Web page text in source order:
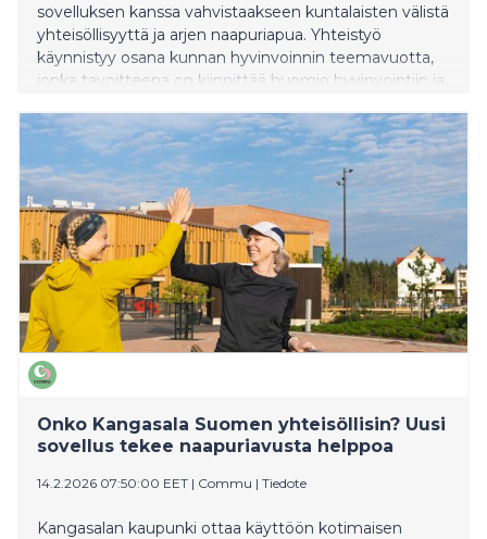
sovelluksen kanssa vahvistaakseen kuntalaisten välistä
yhteisöllisyyttä ja arjen naapuriapua. Yhteistyö
käynnistyy osana kunnan hyvinvoinnin teemavuotta,
jonka tavoitteena on kiinnittää huomio hyvinvointiin ja
Onko Kangasala Suomen yhteisöllisin? Uusi
sovellus tekee naapuriavusta helppoa
14.2.2026 07:50:00 EET | Commu | Tiedote
Kangasalan kaupunki ottaa käyttöön kotimaisen